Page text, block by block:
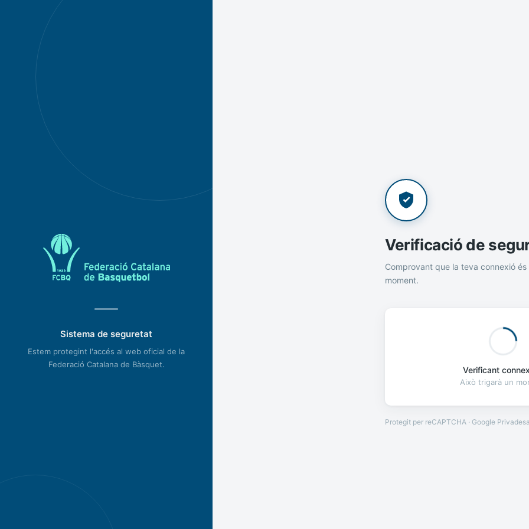
Sistema de seguretat
Estem protegint l'accés al web oficial de la
Federació Catalana de Bàsquet.
Verificació de
Comprovant que la teva connexió és
moment.
Verificant
Això trigarà un
Protegit per reCAPTCHA · Google Privadesa